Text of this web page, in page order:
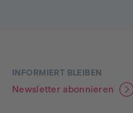
Footer
INFORMIERT BLEIBEN
Newsletter abonnieren